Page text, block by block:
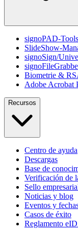
signoPAD-Tools
SlideShow-
signoSign/
Biometrie &
Adobe Acrobat
Recursos
Centro de ayuda
Descargas
Base de
Verificación de
Sello
Noticias y blog
Eventos y
Casos de éxito
Reglamento